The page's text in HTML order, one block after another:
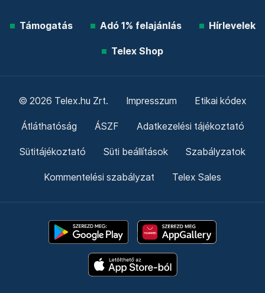
Támogatás Adó 1% felajánlás Hírlevelek
Telex Shop
© 2026 Telex.hu Zrt. Impresszum Etikai kódex
Átláthatóság ÁSZF Adatkezelési tájékoztató
Sütitájékoztató Süti beállítások Szabályzatok
Kommentelési szabályzat Telex Sales